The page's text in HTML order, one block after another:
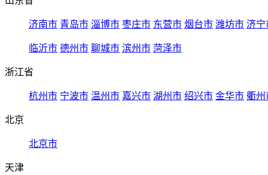
济南市 青岛市 淄博市 枣庄市 东营市 烟台市 潍坊市 济宁
临沂市 德州市 聊城市 滨州市 菏泽市
浙江省
杭州市 宁波市 温州市 嘉兴市 湖州市 绍兴市 金华市 衢州
北京
北京市
天津